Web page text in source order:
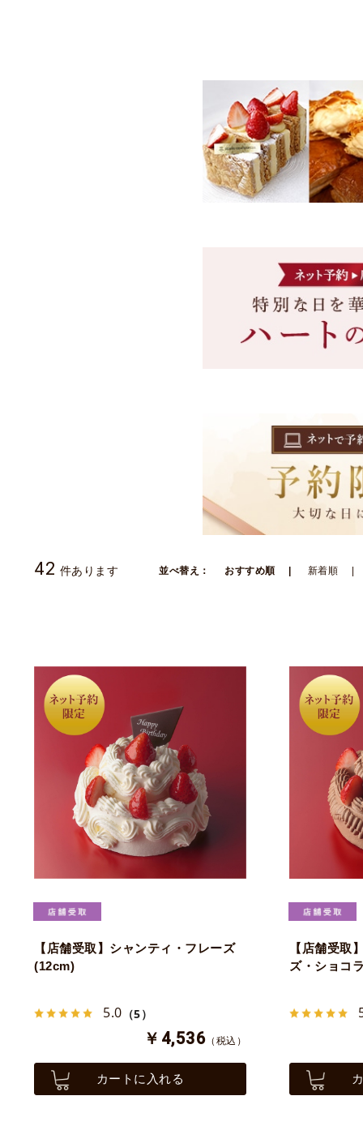
42 件あります 並べ替え： おすすめ順 新着順
【店舗受取】シャンティ・フレーズ
(12cm)
5.0 （5）
￥4,536 （税込）
カートに入れる
【店舗受取
ズ・ショコ